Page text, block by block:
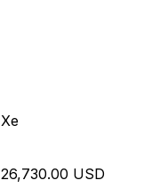
Xe
26,730.00 USD